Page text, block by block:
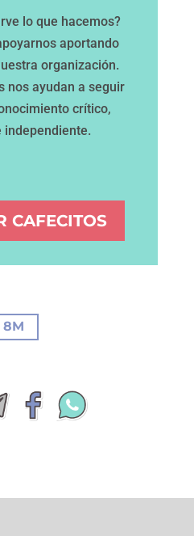
lo que hacemos?
aportando
organización.
nos ayudan a seguir
crítico,
CAFECITOS
8M